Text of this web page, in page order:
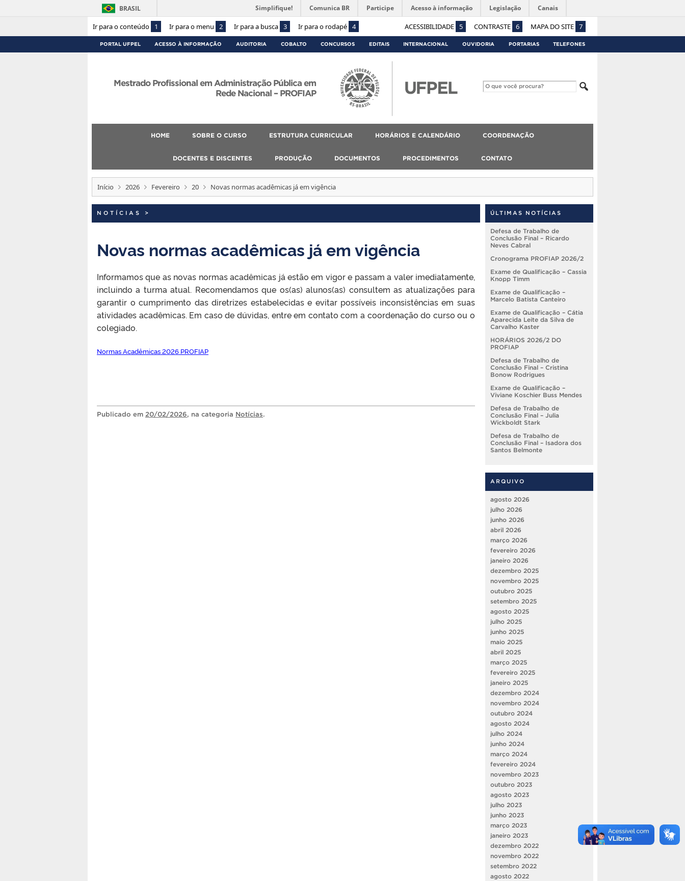
Ir para o conteúdo 1 Ir para o menu 2 Ir para a busca 3 Ir para o rodapé 4 ACESSIBILIDADE 5 CONTRASTE 6 MAPA DO SITE 7
BRASIL Simplifique! Comunica BR Participe Acesso à informação Legislação Canais
PORTAL UFPEL ACESSO À INFORMAÇÃO AUDITORIA COBALTO CONCURSOS EDITAIS INTERNACIONAL OUVIDORIA PORTARIAS TELEFONES
Mestrado Profissional em Administração Pública em
Rede Nacional – PROFIAP
HOME SOBRE O CURSO ESTRUTURA CURRICULAR HORÁRIOS E CALENDÁRIO COORDENAÇÃO
DOCENTES E DISCENTES PRODUÇÃO DOCUMENTOS PROCEDIMENTOS CONTATO
Início 2026 Fevereiro 20 Novas normas acadêmicas já em vigência
NOTÍCIAS >
Novas normas acadêmicas já em vigência
Informamos que as novas normas acadêmicas já estão em vigor e passam a valer imediatamente,
incluindo a turma atual. Recomendamos que os(as) alunos(as) consultem as atualizações para
garantir o cumprimento das diretrizes estabelecidas e evitar possíveis inconsistências em suas
atividades acadêmicas. Em caso de dúvidas, entre em contato com a coordenação do curso ou o
colegiado.
Normas Acadêmicas 2026 PROFIAP
Publicado em 20/02/2026, na categoria Notícias.
ÚLTIMAS NOTÍCIAS
Defesa de Trabalho de
Conclusão Final – Ricardo
Neves Cabral
Cronograma PROFIAP 2026/2
Exame de Qualificação – Cassia
Knopp Timm
Exame de Qualificação –
Marcelo Batista Canteiro
Exame de Qualificação – Cátia
Aparecida Leite da Silva de
Carvalho Kaster
HORÁRIOS 2026/2 DO
PROFIAP
Defesa de Trabalho de
Conclusão Final – Cristina
Bonow Rodrigues
Exame de Qualificação –
Viviane Koschier Buss Mendes
Defesa de Trabalho de
Conclusão Final – Julia
Wickboldt Stark
Defesa de Trabalho de
Conclusão Final – Isadora dos
Santos Belmonte
ARQUIVO
agosto 2026
julho 2026
junho 2026
abril 2026
março 2026
fevereiro 2026
janeiro 2026
dezembro 2025
novembro 2025
outubro 2025
setembro 2025
agosto 2025
julho 2025
junho 2025
maio 2025
abril 2025
março 2025
fevereiro 2025
janeiro 2025
dezembro 2024
novembro 2024
outubro 2024
agosto 2024
julho 2024
junho 2024
março 2024
fevereiro 2024
novembro 2023
outubro 2023
agosto 2023
julho 2023
junho 2023
março 2023
janeiro 2023
dezembro 2022
novembro 2022
setembro 2022
agosto 2022